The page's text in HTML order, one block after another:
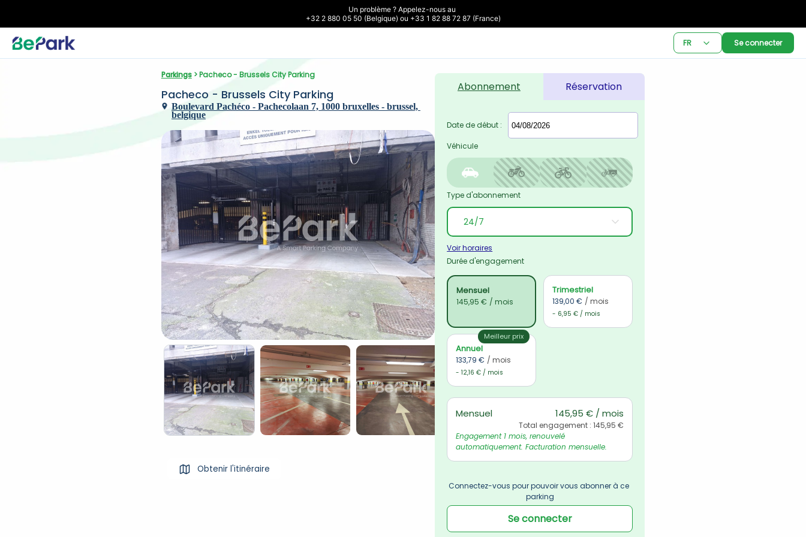
Un problème ? Appelez-nous au
+32 2 880 05 50 (Belgique) ou +33 1 82 88 72 87 (France)
FR Se connecter
Parkings > Pacheco - Brussels City Parking
Pacheco - Brussels City Parking
Boulevard Pachéco - Pachecolaan 7, 1000 bruxelles - brussel,
belgique
Obtenir l'itinéraire
Abonnement Réservation
Date de début :
Véhicule
Type d'abonnement
Voir horaires
Durée d'engagement
Mensuel
145,95 € / mois
Trimestriel
139,00 € / mois
- 6,95 € / mois
Meilleur prix
Annuel
133,79 € / mois
- 12,16 € / mois
Mensuel 145,95 € / mois
Total engagement : 145,95 €
Engagement 1 mois, renouvelé
automatiquement. Facturation mensuelle.
Connectez-vous pour pouvoir vous abonner à ce
parking
Se connecter